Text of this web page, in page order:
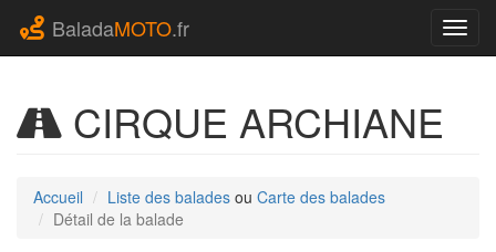
BaladaMOTO.fr
CIRQUE ARCHIANE
Accueil Liste des balades ou Carte des balades
Détail de la balade